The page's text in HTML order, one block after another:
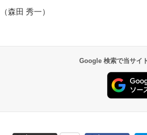
（森田 秀一）
Google 検索で当サイ